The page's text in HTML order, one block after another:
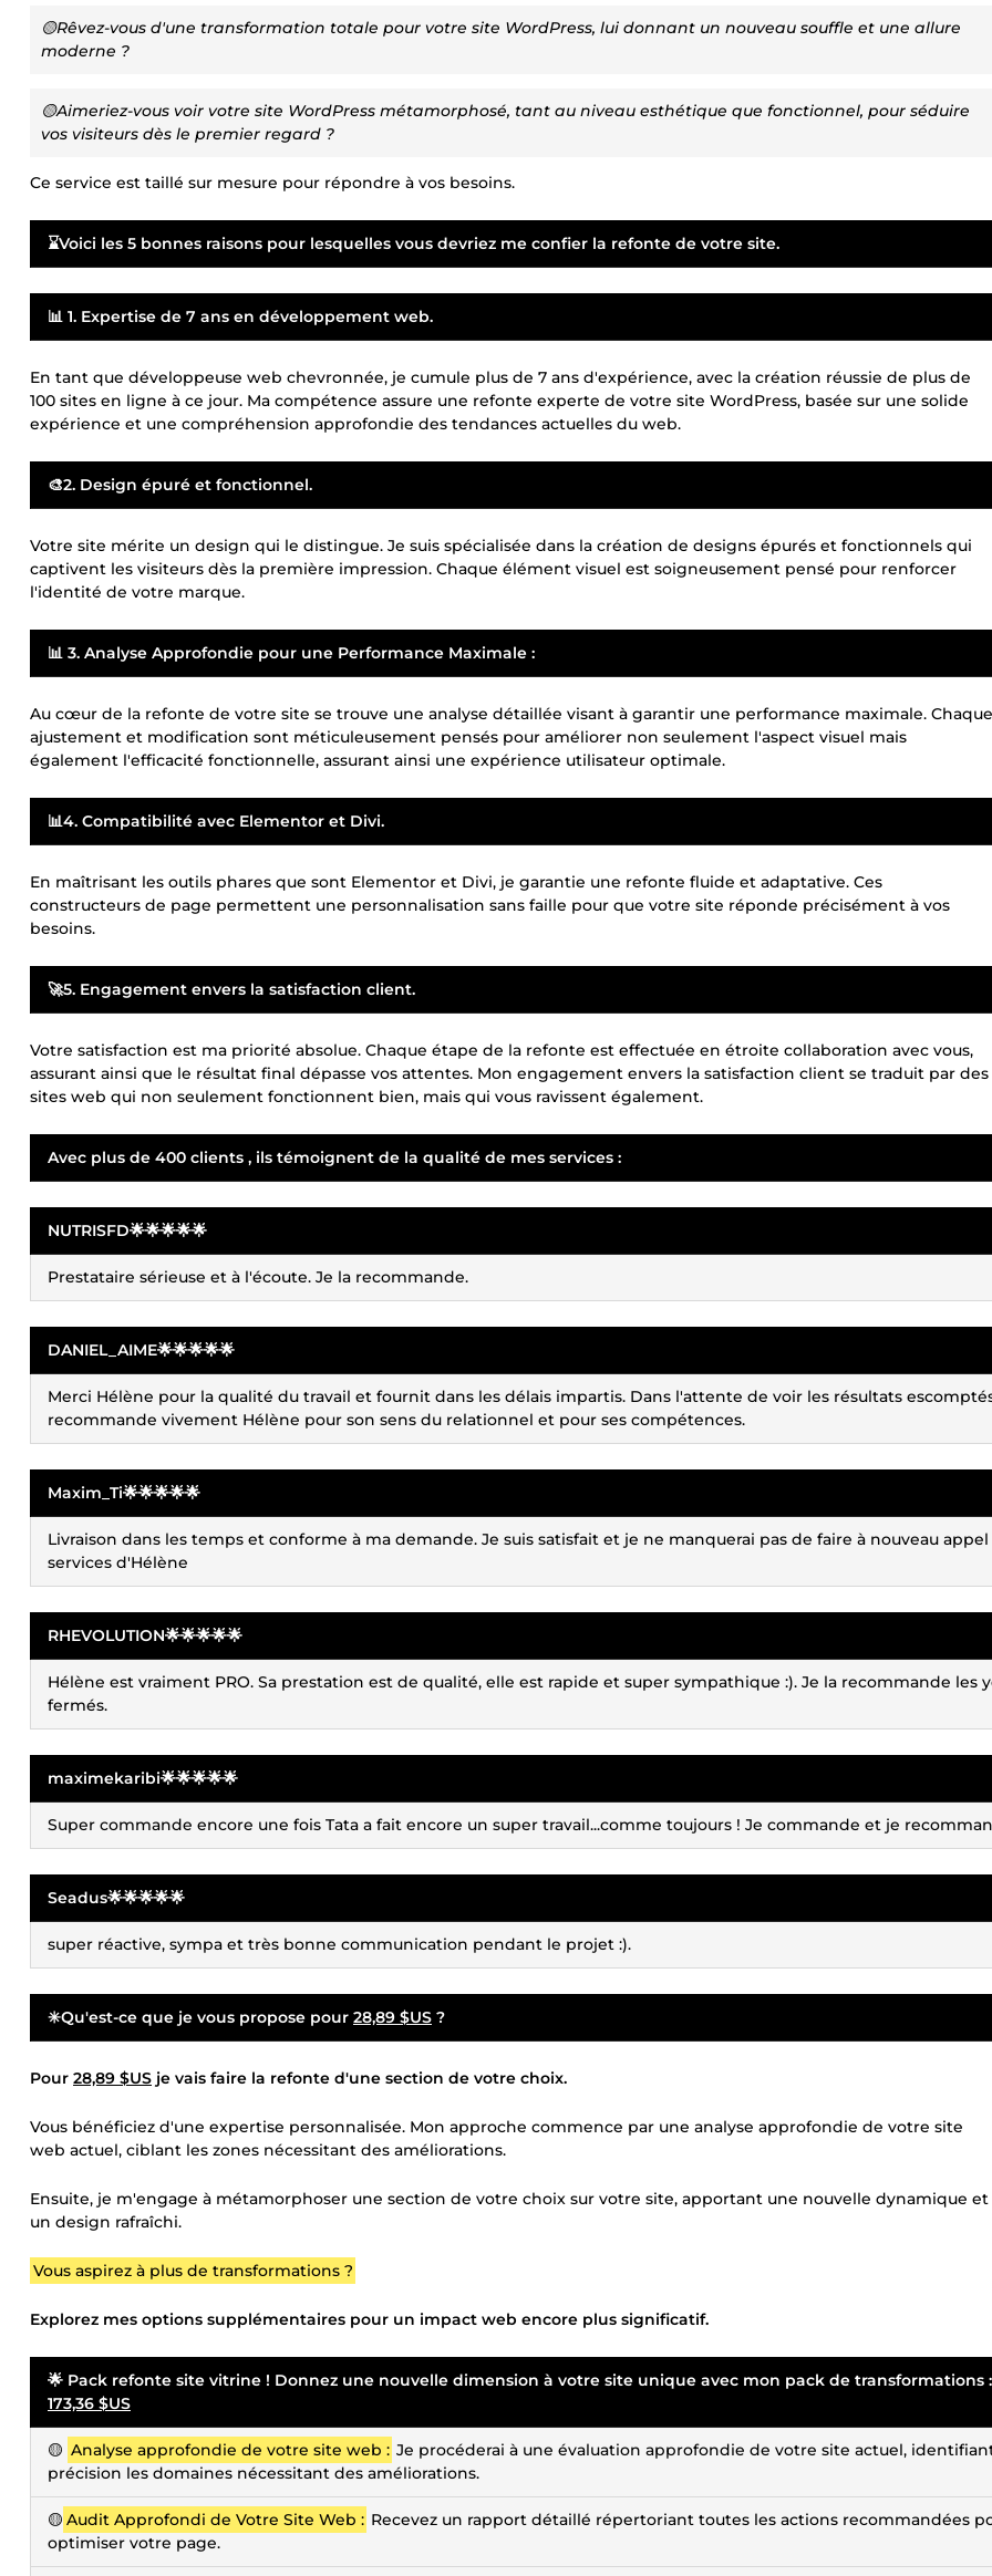
🟡Rêvez-vous d'une transformation totale pour votre site WordPress, lui donnant un nouveau souffle et une allure
moderne ?
🟡Aimeriez-vous voir votre site WordPress métamorphosé, tant au niveau esthétique que fonctionnel, pour séduire
vos visiteurs dès le premier regard ?
Ce service est taillé sur mesure pour répondre à vos besoins.
⌛Voici les 5 bonnes raisons pour lesquelles vous devriez me confier la refonte de votre site.
📊 1. Expertise de 7 ans en développement web.
En tant que développeuse web chevronnée, je cumule plus de 7 ans d'expérience, avec la création réussie de plus de
100 sites en ligne à ce jour. Ma compétence assure une refonte experte de votre site WordPress, basée sur une solide
expérience et une compréhension approfondie des tendances actuelles du web.
🎨2. Design épuré et fonctionnel.
Votre site mérite un design qui le distingue. Je suis spécialisée dans la création de designs épurés et fonctionnels qui
captivent les visiteurs dès la première impression. Chaque élément visuel est soigneusement pensé pour renforcer
l'identité de votre marque.
📊 3. Analyse Approfondie pour une Performance Maximale :
Au cœur de la refonte de votre site se trouve une analyse détaillée visant à garantir une performance maximale. Chaque
ajustement et modification sont méticuleusement pensés pour améliorer non seulement l'aspect visuel mais
également l'efficacité fonctionnelle, assurant ainsi une expérience utilisateur optimale.
📊4. Compatibilité avec Elementor et Divi.
En maîtrisant les outils phares que sont Elementor et Divi, je garantie une refonte fluide et adaptative. Ces
constructeurs de page permettent une personnalisation sans faille pour que votre site réponde précisément à vos
besoins.
🚀5. Engagement envers la satisfaction client.
Votre satisfaction est ma priorité absolue. Chaque étape de la refonte est effectuée en étroite collaboration avec vous,
assurant ainsi que le résultat final dépasse vos attentes. Mon engagement envers la satisfaction client se traduit par des
sites web qui non seulement fonctionnent bien, mais qui vous ravissent également.
Avec plus de 400 clients , ils témoignent de la qualité de mes services :
NUTRISFD🌟🌟🌟🌟🌟
Prestataire sérieuse et à l'écoute. Je la recommande.
DANIEL_AIME🌟🌟🌟🌟🌟
Merci Hélène pour la qualité du travail et fournit dans les délais impartis. Dans l'attente de voir les résultats
recommande vivement Hélène pour son sens du relationnel et pour ses compétences.
Maxim_Ti🌟🌟🌟🌟🌟
Livraison dans les temps et conforme à ma demande. Je suis satisfait et je ne manquerai pas de faire à nouveau appel
services d'Hélène
RHEVOLUTION🌟🌟🌟🌟🌟
Hélène est vraiment PRO. Sa prestation est de qualité, elle est rapide et super sympathique :). Je la recommande les
fermés.
maximekaribi🌟🌟🌟🌟🌟
Super commande encore une fois Tata a fait encore un super travail...comme toujours ! Je commande et je
Seadus🌟🌟🌟🌟🌟
super réactive, sympa et très bonne communication pendant le projet :).
✳️Qu'est-ce que je vous propose pour 28,89 $US ?
Pour 28,89 $US je vais faire la refonte d'une section de votre choix.
Vous bénéficiez d'une expertise personnalisée. Mon approche commence par une analyse approfondie de votre site
web actuel, ciblant les zones nécessitant des améliorations.
Ensuite, je m'engage à métamorphoser une section de votre choix sur votre site, apportant une nouvelle dynamique et
un design rafraîchi.
Vous aspirez à plus de transformations ?
Explorez mes options supplémentaires pour un impact web encore plus significatif.
🌟 Pack refonte site vitrine ! Donnez une nouvelle dimension à votre site unique avec mon pack de transformations :
173,36 $US
🟡 Analyse approfondie de votre site web : Je procéderai à une évaluation approfondie de votre site actuel,
précision les domaines nécessitant des améliorations.
🟡 Audit Approfondi de Votre Site Web : Recevez un rapport détaillé répertoriant toutes les actions recommandées
optimiser votre page.